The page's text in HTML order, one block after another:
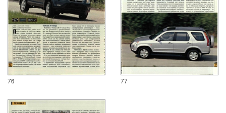
76 77